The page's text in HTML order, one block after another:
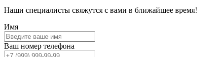
Наши специалисты свяжутся с вами в ближайшее время!
Имя
Ваш номер телефона